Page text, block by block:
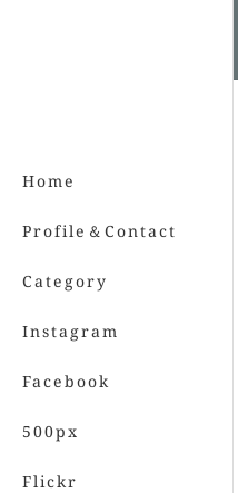
Home
Profile＆Contact
Category
Instagram
Facebook
500px
Flickr